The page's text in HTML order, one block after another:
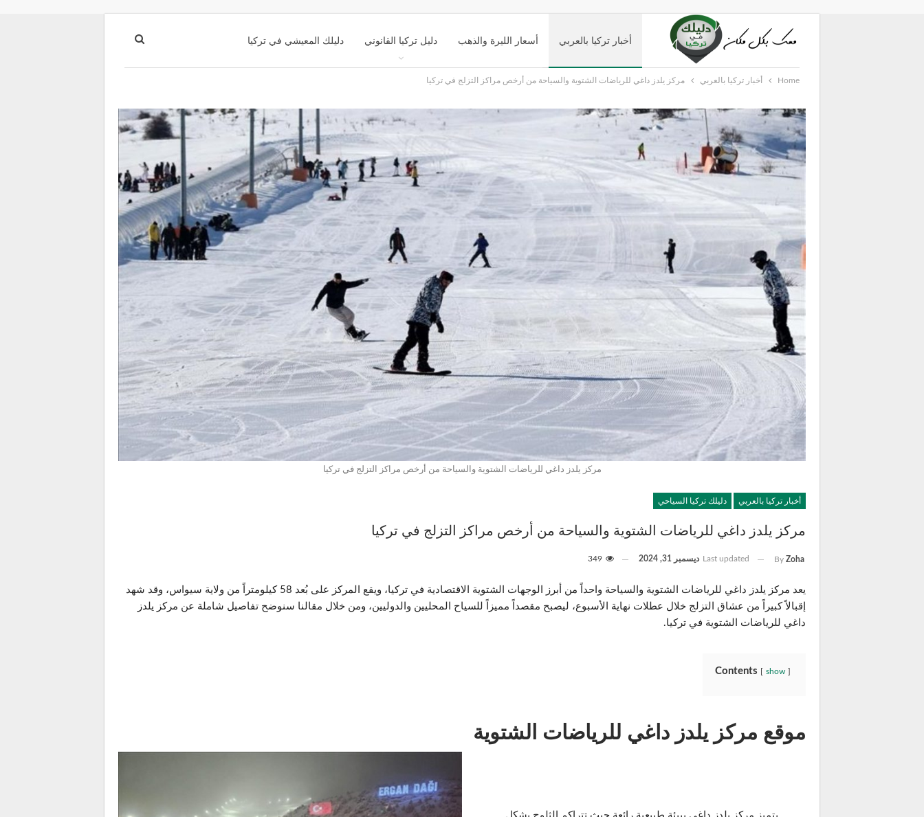
أخبار تركيا بالعربي أسعار الليرة والذهب دليل تركيا القانوني دليلك المعيشي في تركيا
Home أخبار تركيا بالعربي مركز يلدز داغي للرياضات الشتوية والسياحة من أرخص مراكز التزلج في تركيا
مركز يلدز داغي للرياضات الشتوية والسياحة من أرخص مراكز التزلج في تركيا
أخبار تركيا بالعربي دليلك تركيا السياحي
مركز يلدز داغي للرياضات الشتوية والسياحة من أرخص مراكز التزلج في تركيا
By Zoha
Last updated ديسمبر 31, 2024
يعد مركز يلدز داغي للرياضات الشتوية والسياحة واحداً من أبرز الوجهات الشتوية الاقتصادية في تركيا، ويقع المركز على بُعد 58 كيلومتراً من ولاية سيواس، وقد شهد
إقبالاً كبيراً من عشاق التزلج خلال عطلات نهاية الأسبوع، ليصبح مقصداً مميزاً للسياح المحليين والدوليين، ومن خلال مقالنا سنوضح تفاصيل شاملة عن مركز يلدز
داغي للرياضات الشتوية في تركيا.
Contents show
موقع مركز يلدز داغي للرياضات الشتوية